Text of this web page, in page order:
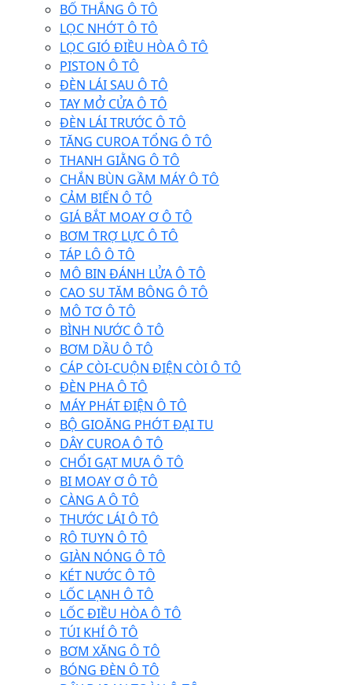
BỐ THẮNG Ô TÔ
LỌC NHỚT Ô TÔ
LỌC GIÓ ĐIỀU HÒA Ô TÔ
PISTON Ô TÔ
ĐÈN LÁI SAU Ô TÔ
TAY MỞ CỬA Ô TÔ
ĐÈN LÁI TRƯỚC Ô TÔ
TĂNG CUROA TỔNG Ô TÔ
THANH GIẰNG Ô TÔ
CHẮN BÙN GẦM MÁY Ô TÔ
CẢM BIẾN Ô TÔ
GIÁ BẮT MOAY Ơ Ô TÔ
BƠM TRỢ LỰC Ô TÔ
TÁP LÔ Ô TÔ
MÔ BIN ĐÁNH LỬA Ô TÔ
CAO SU TĂM BÔNG Ô TÔ
MÔ TƠ Ô TÔ
BÌNH NƯỚC Ô TÔ
BƠM DẦU Ô TÔ
CÁP CÒI-CUỘN ĐIỆN CÒI Ô TÔ
ĐÈN PHA Ô TÔ
MÁY PHÁT ĐIỆN Ô TÔ
BỘ GIOĂNG PHỚT ĐẠI TU
DÂY CUROA Ô TÔ
CHỔI GẠT MƯA Ô TÔ
BI MOAY Ơ Ô TÔ
CÀNG A Ô TÔ
THƯỚC LÁI Ô TÔ
RÔ TUYN Ô TÔ
GIÀN NÓNG Ô TÔ
KÉT NƯỚC Ô TÔ
LỐC LẠNH Ô TÔ
LỐC ĐIỀU HÒA Ô TÔ
TÚI KHÍ Ô TÔ
BƠM XĂNG Ô TÔ
BÓNG ĐÈN Ô TÔ